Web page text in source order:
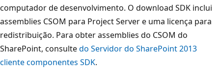
computador de desenvolvimento. O download SDK inclui
assemblies CSOM para Project Server e uma licença para
redistribuição. Para obter assemblies do CSOM do
SharePoint, consultedo Servidor do SharePoint 2013
cliente componentes SDK.